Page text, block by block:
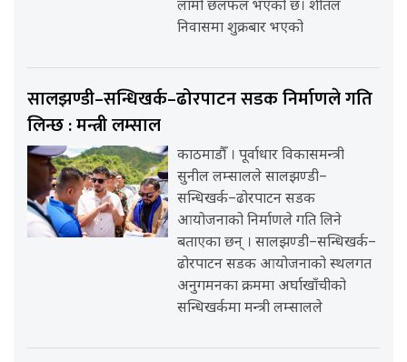
लामो छलफल भएको छ। शीतल
निवासमा शुक्रबार भएको
सालझण्डी–सन्धिखर्क–ढोरपाटन सडक निर्माणले गति
लिन्छ : मन्त्री लम्साल
काठमाडौँ । पूर्वाधार विकासमन्त्री
सुनील लम्सालले सालझण्डी–
सन्धिखर्क–ढोरपाटन सडक
आयोजनाको निर्माणले गति लिने
बताएका छन् । सालझण्डी–सन्धिखर्क–
ढोरपाटन सडक आयोजनाको स्थलगत
अनुगमनका क्रममा अर्घाखाँचीको
सन्धिखर्कमा मन्त्री लम्सालले